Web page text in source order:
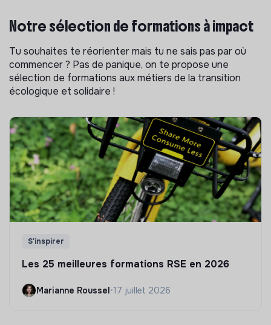
Notre sélection de formations à impact
Tu souhaites te réorienter mais tu ne sais pas par où
commencer ? Pas de panique, on te propose une
sélection de formations aux métiers de la transition
écologique et solidaire !
S'inspirer
Les 25 meilleures formations RSE en 2026
Marianne Roussel•17 juillet 2026